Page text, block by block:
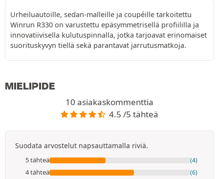
Urheiluautoille, sedan-malleille ja coupéille tarkoitettu
Winrun R330 on varustettu epäsymmetrisellä profiililla ja
innovatiivisella kulutuspinnalla, jotka tarjoavat erinomaiset
suorituskyvyn tiellä sekä parantavat jarrutusmatkoja.
MIELIPIDE
10 asiakaskommenttia
4.5 /5 tähteä
Suodata arvostelut napsauttamalla riviä.
5 tähteä (4)
4 tähteä (6)